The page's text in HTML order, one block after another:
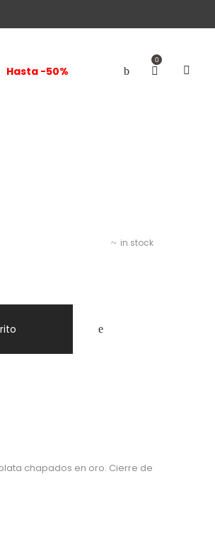
0
Hasta -50%
in stock
chapados en oro. Cierre de